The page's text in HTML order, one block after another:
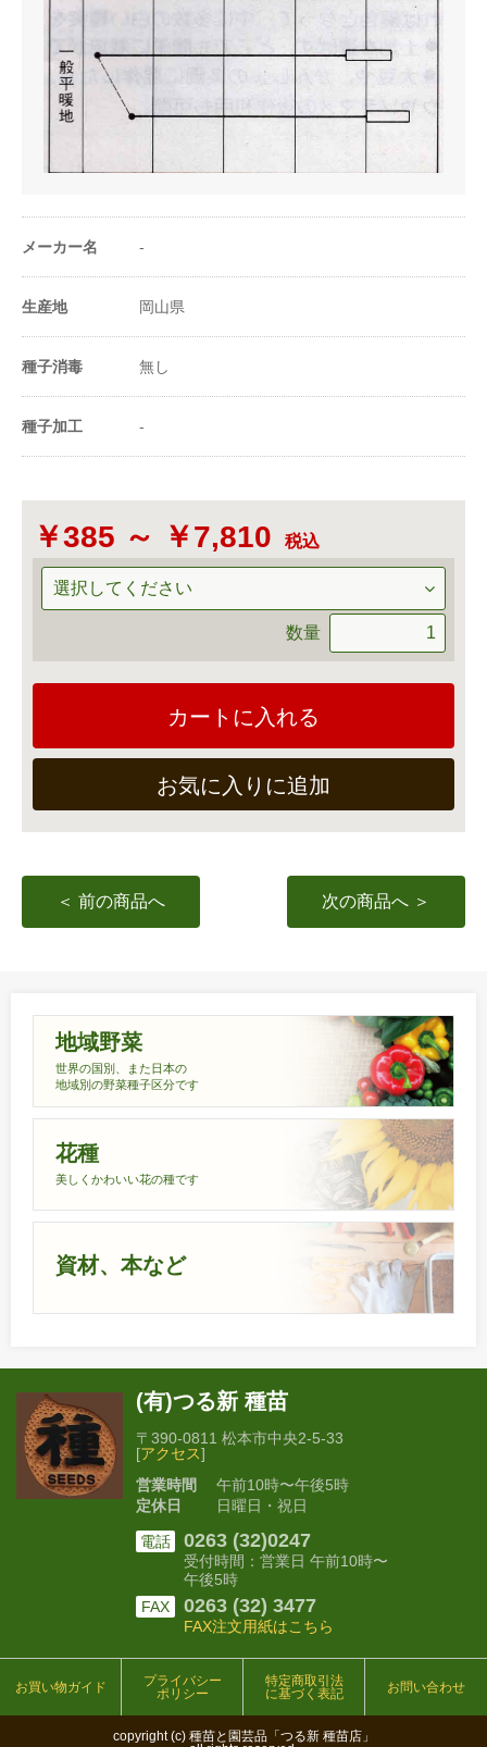
1m²当たり株数
1a当たり播種量
1m²当たり播種量
20ml当たり粒数 -
-
メーカー名 -
生産地 岡山県
種子消毒 無し
種子加工 -
￥385 ～ ￥7,810 税込
数量
カートに入れる
お気に入りに追加
＜ 前の商品へ 次の商品へ ＞
地域野菜
世界の国別、また日本の
地域別の野菜種子区分です
花種
美しくかわいい花の種です
資材、本など
(有)つる新 種苗
〒390-0811 松本市中央2-5-33
[アクセス]
営業時間
午前10時〜午後5時
定休日
日曜日・祝日
電話 0263 (32)0247
受付時間：営業日 午前10時〜
午後5時
FAX
0263 (32) 3477
FAX注文用紙はこちら
お買い物ガイド
プライバシー
ポリシー
特定商取引法
に基づく表記
お問い合わせ
copyright (c) 種苗と園芸品「つる新 種苗店」